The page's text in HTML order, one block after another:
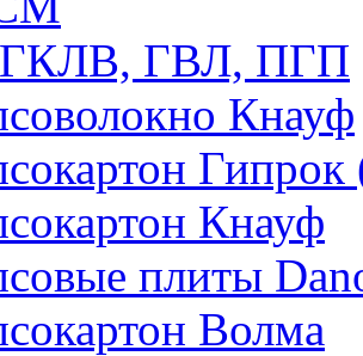
ГВЛ, ПГП
Кнауф
Гипрок
Кнауф
плиты
Волма